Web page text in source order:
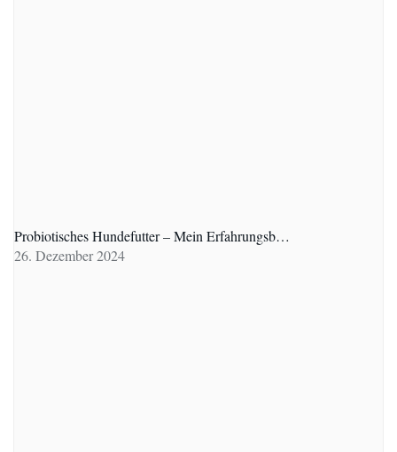
Probiotisches Hundefutter – Mein Erfahrungsb…
26. Dezember 2024